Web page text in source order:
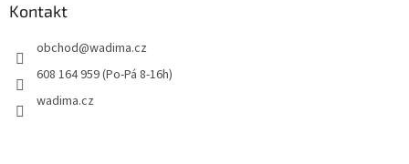
Kontakt
obchod@wadima.cz
608 164 959 (Po-Pá 8-16h)
wadima.cz